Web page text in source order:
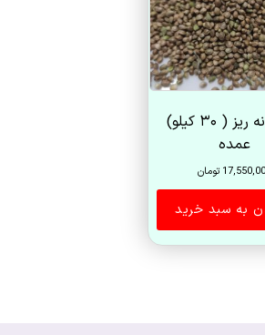
شاهدانه ریز ( ۳۰ کیلو)
عمده
تومان
به سبد خرید